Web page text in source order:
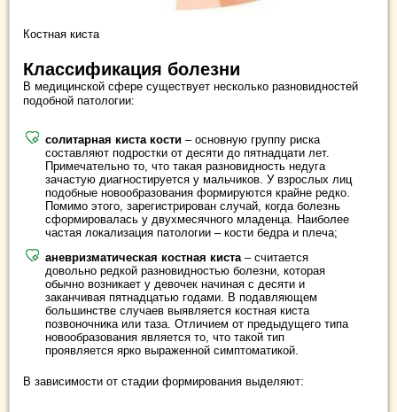
Костная киста
Классификация болезни
В медицинской сфере существует несколько разновидностей
подобной патологии:
солитарная киста кости – основную группу риска
составляют подростки от десяти до пятнадцати лет.
Примечательно то, что такая разновидность недуга
зачастую диагностируется у мальчиков. У взрослых лиц
подобные новообразования формируются крайне редко.
Помимо этого, зарегистрирован случай, когда болезнь
сформировалась у двухмесячного младенца. Наиболее
частая локализация патологии – кости бедра и плеча;
аневризматическая костная киста – считается
довольно редкой разновидностью болезни, которая
обычно возникает у девочек начиная с десяти и
заканчивая пятнадцатью годами. В подавляющем
большинстве случаев выявляется костная киста
позвоночника или таза. Отличием от предыдущего типа
новообразования является то, что такой тип
проявляется ярко выраженной симптоматикой.
В зависимости от стадии формирования выделяют: